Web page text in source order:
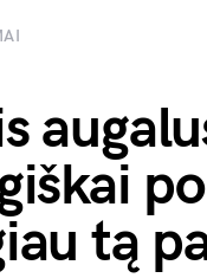
tą